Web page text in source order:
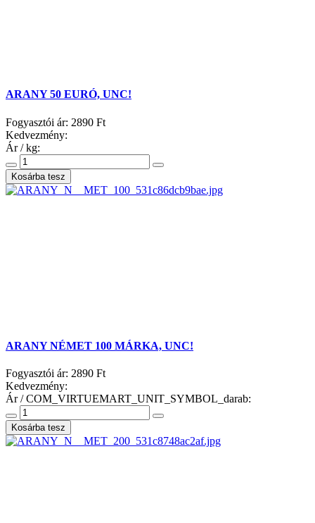
ARANY 50 EURÓ, UNC!
Fogyasztói ár: 2890 Ft
Kedvezmény:
Ár / kg:
ARANY NÉMET 100 MÁRKA, UNC!
Fogyasztói ár: 2890 Ft
Kedvezmény:
Ár / COM_VIRTUEMART_UNIT_SYMBOL_darab: